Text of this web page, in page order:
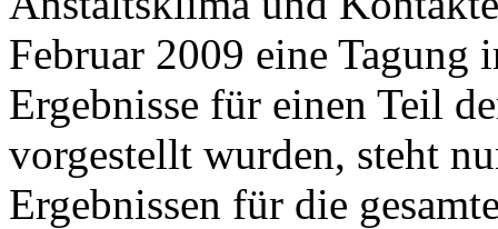
Februar 2009 eine Tagung
Ergebnisse für einen Teil
vorgestellt wurden, steht
Ergebnissen für die